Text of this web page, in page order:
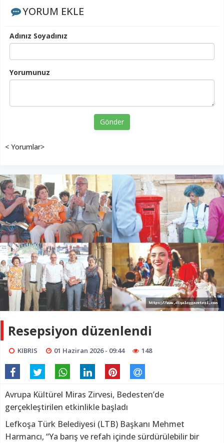
YORUM EKLE
Adınız Soyadınız
Yorumunuz
Gönder
< Yorumlar>
Resepsiyon düzenlendi
KIBRIS 01 Haziran 2026 - 09:44 148
Avrupa Kültürel Miras Zirvesi, Bedesten’de
gerçekleştirilen etkinlikle başladı
Lefkoşa Türk Belediyesi (LTB) Başkanı Mehmet
Harmancı, “Ya barış ve refah içinde sürdürülebilir bir